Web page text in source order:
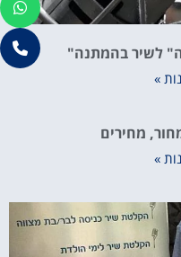
לשיר בהמתנה"
»
מחירים
»